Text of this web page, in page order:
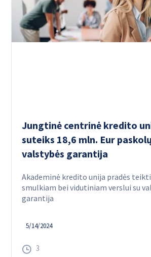
Jungtinė centrinė kredito
suteiks 18,6 mln. Eur
valstybės garantija
Akademinė kredito unija pradės
smulkiam bei vidutiniam verslui su
garantija
5/14/2024
3